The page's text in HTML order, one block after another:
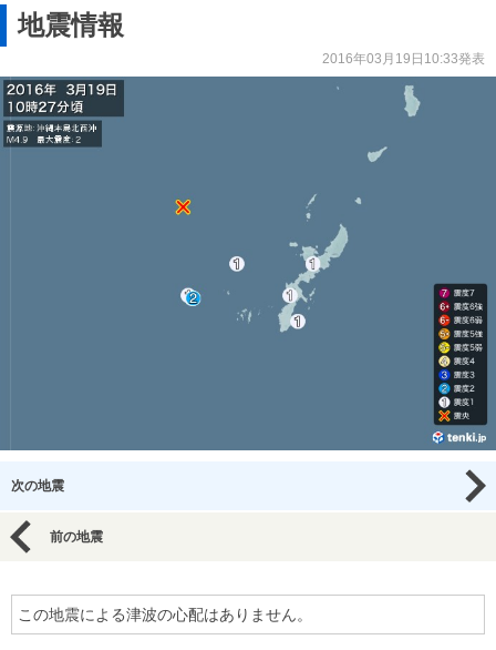
地震情報
2016年03月19日10:33発表
次の地震
前の地震
この地震による津波の心配はありません。